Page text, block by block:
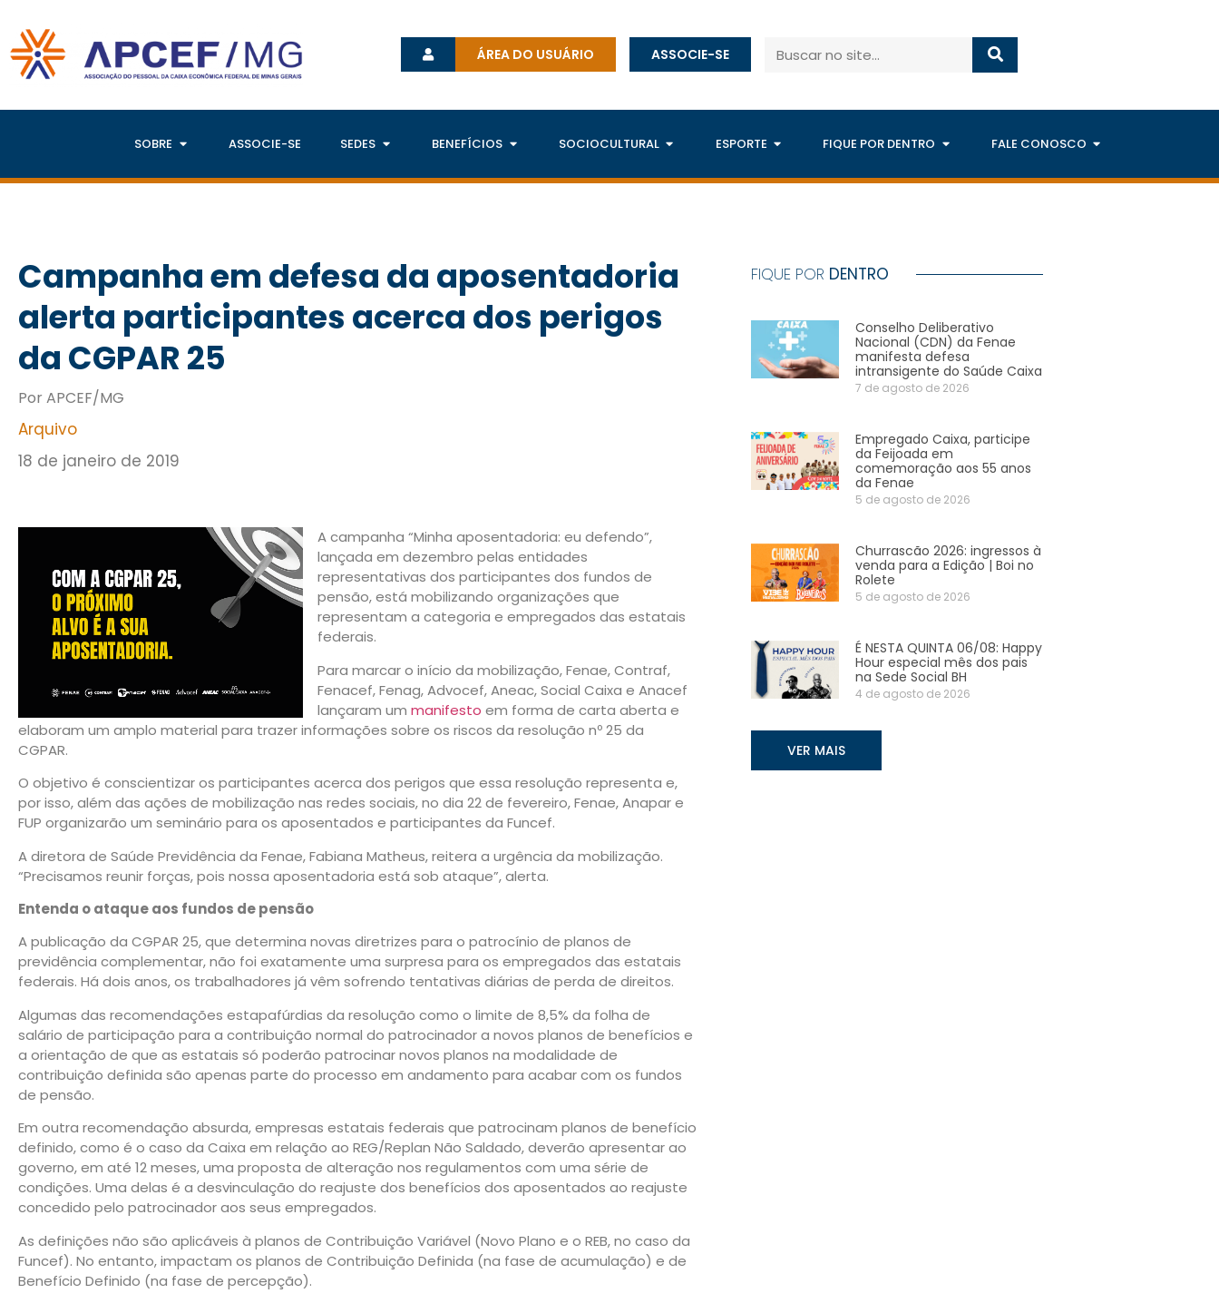
ÁREA DO USUÁRIO ASSOCIE-SE
SOBRE ASSOCIE-SE SEDES BENEFÍCIOS SOCIOCULTURAL ESPORTE FIQUE POR DENTRO FALE CONOSCO
Campanha em defesa da aposentadoria
alerta participantes acerca dos perigos
da CGPAR 25
Por APCEF/MG
Arquivo
18 de janeiro de 2019
A campanha “Minha aposentadoria: eu defendo”,
lançada em dezembro pelas entidades
representativas dos participantes dos fundos de
pensão, está mobilizando organizações que
representam a categoria e empregados das estatais
federais.
Para marcar o início da mobilização, Fenae, Contraf,
Fenacef, Fenag, Advocef, Aneac, Social Caixa e Anacef
lançaram um manifesto em forma de carta aberta e
elaboram um amplo material para trazer informações sobre os riscos da resolução nº 25 da
CGPAR.
O objetivo é conscientizar os participantes acerca dos perigos que essa resolução representa e,
por isso, além das ações de mobilização nas redes sociais, no dia 22 de fevereiro, Fenae, Anapar e
FUP organizarão um seminário para os aposentados e participantes da Funcef.
A diretora de Saúde Previdência da Fenae, Fabiana Matheus, reitera a urgência da mobilização.
“Precisamos reunir forças, pois nossa aposentadoria está sob ataque”, alerta.
Entenda o ataque aos fundos de pensão
A publicação da CGPAR 25, que determina novas diretrizes para o patrocínio de planos de
previdência complementar, não foi exatamente uma surpresa para os empregados das estatais
federais. Há dois anos, os trabalhadores já vêm sofrendo tentativas diárias de perda de direitos.
Algumas das recomendações estapafúrdias da resolução como o limite de 8,5% da folha de
salário de participação para a contribuição normal do patrocinador a novos planos de benefícios e
a orientação de que as estatais só poderão patrocinar novos planos na modalidade de
contribuição definida são apenas parte do processo em andamento para acabar com os fundos
de pensão.
Em outra recomendação absurda, empresas estatais federais que patrocinam planos de benefício
definido, como é o caso da Caixa em relação ao REG/Replan Não Saldado, deverão apresentar ao
governo, em até 12 meses, uma proposta de alteração nos regulamentos com uma série de
condições. Uma delas é a desvinculação do reajuste dos benefícios dos aposentados ao reajuste
concedido pelo patrocinador aos seus empregados.
As definições não são aplicáveis à planos de Contribuição Variável (Novo Plano e o REB, no caso da
Funcef). No entanto, impactam os planos de Contribuição Definida (na fase de acumulação) e de
Benefício Definido (na fase de percepção).
FIQUE POR DENTRO
Conselho Deliberativo
Nacional (CDN) da Fenae
manifesta defesa
intransigente do Saúde Caixa
7 de agosto de 2026
Empregado Caixa, participe
da Feijoada em
comemoração aos 55 anos
da Fenae
5 de agosto de 2026
Churrascão 2026: ingressos à
venda para a Edição | Boi no
Rolete
5 de agosto de 2026
É NESTA QUINTA 06/08: Happy
Hour especial mês dos pais
na Sede Social BH
4 de agosto de 2026
VER MAIS